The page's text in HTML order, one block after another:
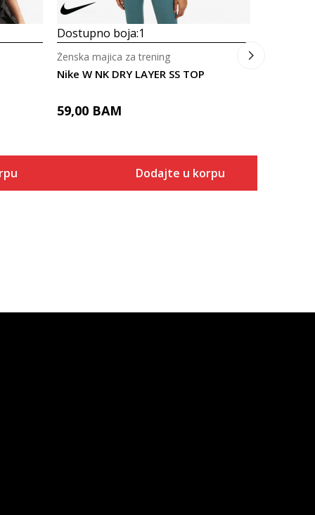
Dostupno boja:1
Nike W NK DRY LAYER SS TOP
Ženska majica za trening
59,00 BAM
Dodajte u korpu